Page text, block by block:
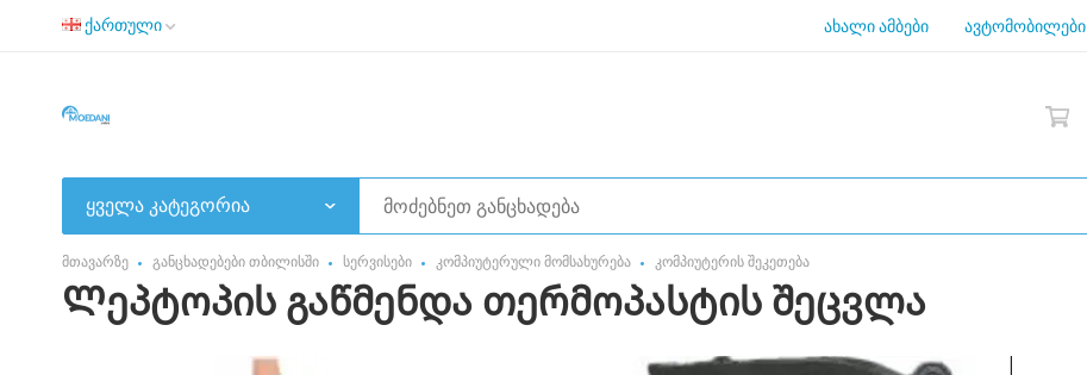
ქართული ახალი ამბები ავტომობილები
ყველა კატეგორია
მთავარზე განცხადებები თბილისში სერვისები კომპიუტერული მომსახურება კომპიუტერის შეკეთება
Ლეპტოპის გაწმენდა თერმოპასტის შეცვლა